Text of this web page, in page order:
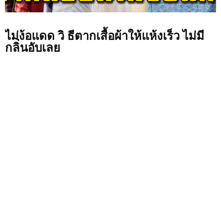
ไม่ง้อแดด วิ ธีตากเสื้อผ้าให้แห้งเร็ว ไม่มี
กลิ่นอับเลย